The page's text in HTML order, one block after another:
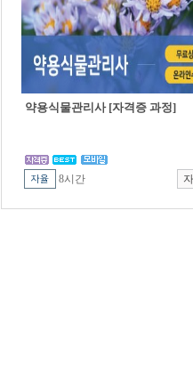
약용식물관리사 [자격증 과정]
8시간